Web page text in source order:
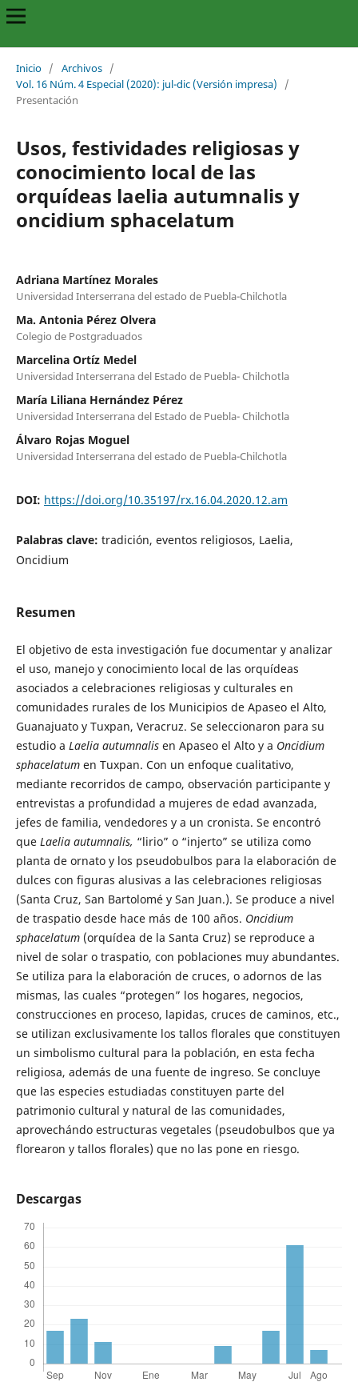
Inicio / Archivos /
Vol. 16 Núm. 4 Especial (2020): jul-dic (Versión impresa)
/
Presentación
Usos, festividades religiosas y
conocimiento local de las
orquídeas laelia autumnalis y
oncidium sphacelatum
Adriana Martínez Morales
Universidad Interserrana del estado de Puebla-Chilchotla
Ma. Antonia Pérez Olvera
Colegio de Postgraduados
Marcelina Ortíz Medel
Universidad Interserrana del Estado de Puebla- Chilchotla
María Liliana Hernández Pérez
Universidad Interserrana del Estado de Puebla- Chilchotla
Álvaro Rojas Moguel
Universidad Interserrana del estado de Puebla-Chilchotla
DOI: https://doi.org/10.35197/rx.16.04.2020.12.am
Palabras clave: tradición, eventos religiosos, Laelia,
Oncidium
Resumen
El objetivo de esta investigación fue documentar y analizar
el uso, manejo y conocimiento local de las orquídeas
asociados a celebraciones religiosas y culturales en
comunidades rurales de los Municipios de Apaseo el Alto,
Guanajuato y Tuxpan, Veracruz. Se seleccionaron para su
estudio a Laelia autumnalisen Apaseo el Alto y a Oncidium
sphacelatumen Tuxpan. Con un enfoque cualitativo,
mediante recorridos de campo, observación participante y
entrevistas a profundidad a mujeres de edad avanzada,
jefes de familia, vendedores y a un cronista. Se encontró
que Laelia autumnalis, “lirio” o “injerto” se utiliza como
planta de ornato y los pseudobulbos para la elaboración de
dulces con figuras alusivas a las celebraciones religiosas
(Santa Cruz, San Bartolomé y San Juan.). Se produce a nivel
de traspatio desde hace más de 100 años. Oncidium
sphacelatum(orquídea de la Santa Cruz) se reproduce a
nivel de solar o traspatio, con poblaciones muy abundantes.
Se utiliza para la elaboración de cruces, o adornos de las
mismas, las cuales “protegen” los hogares, negocios,
construcciones en proceso, lapidas, cruces de caminos, etc.,
se utilizan exclusivamente los tallos florales que constituyen
un simbolismo cultural para la población, en esta fecha
religiosa, además de una fuente de ingreso. Se concluye
que las especies estudiadas constituyen parte del
patrimonio cultural y natural de las comunidades,
aprovechándo estructuras vegetales (pseudobulbos que ya
florearon y tallos florales) que no las pone en riesgo.
Descargas